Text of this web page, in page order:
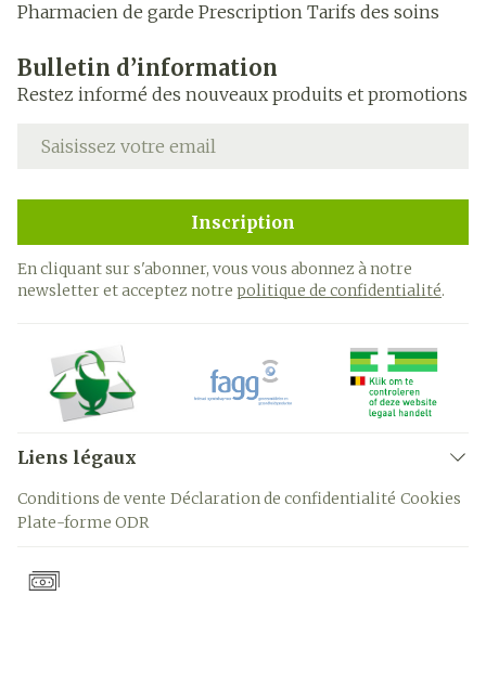
Pharmacien de garde Prescription Tarifs des soins
Bulletin d’information
Restez informé des nouveaux produits et promotions
Adresse mail
Inscription
En cliquant sur s'abonner, vous vous abonnez à notre
newsletter et acceptez notre politique de confidentialité.
Liens légaux
Conditions de vente Déclaration de confidentialité Cookies
Plate-forme ODR